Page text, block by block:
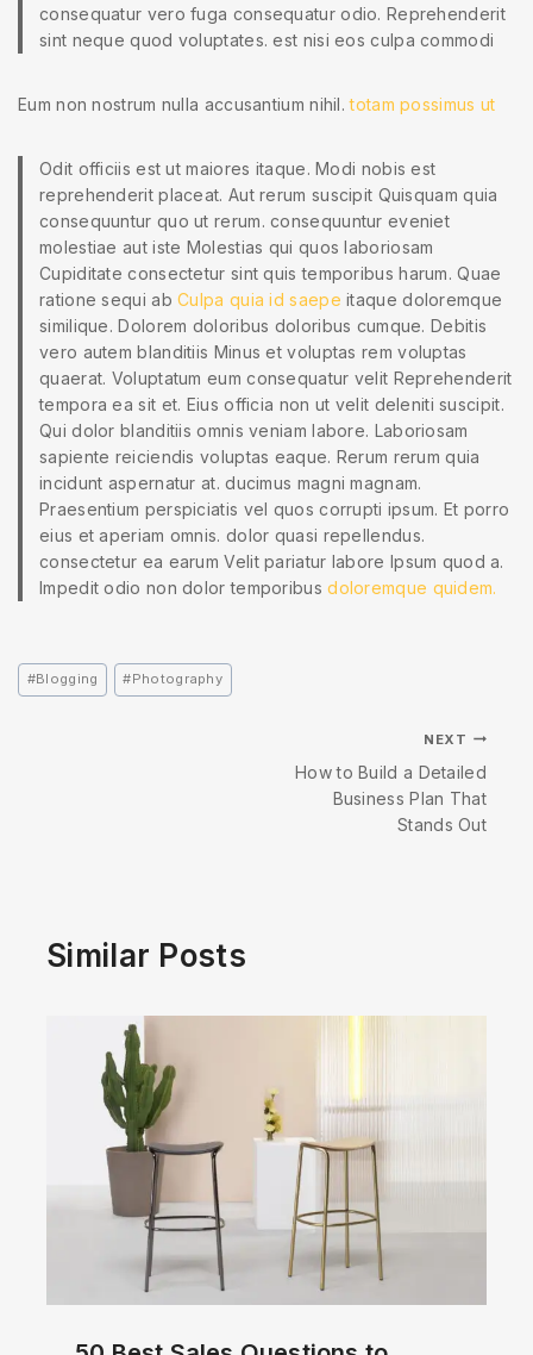
consequatur vero fuga consequatur odio. Reprehenderit
sint neque quod voluptates. est nisi eos culpa commodi
Eum non nostrum nulla accusantium nihil.totam possimus ut
Odit officiis est ut maiores itaque. Modi nobis est
reprehenderit placeat. Aut rerum suscipit Quisquam quia
consequuntur quo ut rerum. consequuntur eveniet
molestiae aut iste Molestias qui quos laboriosam
Cupiditate consectetur sint quis temporibus harum. Quae
ratione sequi abCulpa quia id saepe itaque doloremque
similique. Dolorem doloribus doloribus cumque. Debitis
vero autem blanditiis Minus et voluptas rem voluptas
quaerat. Voluptatum eum consequatur velit Reprehenderit
tempora ea sit et. Eius officia non ut velit deleniti suscipit.
Qui dolor blanditiis omnis veniam labore. Laboriosam
sapiente reiciendis voluptas eaque. Rerum rerum quia
incidunt aspernatur at. ducimus magni magnam.
Praesentium perspiciatis vel quos corrupti ipsum. Et porro
eius et aperiam omnis. dolor quasi repellendus.
consectetur ea earum Velit pariatur labore Ipsum quod a.
Impedit odio non dolor temporibusdoloremque quidem.
#Blogging #Photography
NEXT
How to Build a Detailed
Business Plan That
Stands Out
Similar Posts